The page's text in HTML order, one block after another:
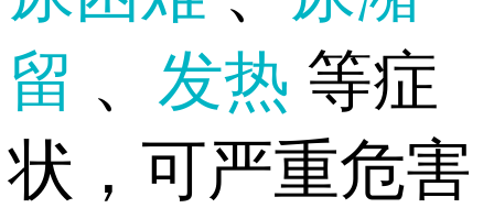
留 、 发热 等症
状，可严重危害